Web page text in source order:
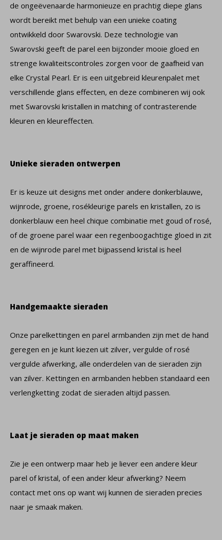
de ongeëvenaarde harmonieuze en prachtig diepe glans
wordt bereikt met behulp van een unieke coating
ontwikkeld door Swarovski. Deze technologie van
Swarovski geeft de parel een bijzonder mooie gloed en
strenge kwaliteitscontroles zorgen voor de gaafheid van
elke Crystal Pearl. Er is een uitgebreid kleurenpalet met
verschillende glans effecten, en deze combineren wij ook
met Swarovski kristallen in matching of contrasterende
kleuren en kleureffecten.
Unieke sieraden ontwerpen
Er is keuze uit designs met onder andere donkerblauwe,
wijnrode, groene, rosékleurige parels en kristallen, zo is
donkerblauw een heel chique combinatie met goud of rosé,
of de groene parel waar een regenboogachtige gloed in zit
en de wijnrode parel met bijpassend kristal is heel
geraffineerd.
Handgemaakte sieraden
Onze parelkettingen en parel armbanden zijn met de hand
geregen en je kunt kiezen uit zilver, vergulde of rosé
vergulde afwerking, alle onderdelen van de sieraden zijn
van zilver. Kettingen en armbanden hebben standaard een
verlengketting zodat de sieraden altijd passen.
Laat je sieraden op maat maken
Zie je een ontwerp maar heb je liever een andere kleur
parel of kristal, of een ander kleur afwerking? Neem
contact met ons op want wij kunnen de sieraden precies
naar je smaak maken.